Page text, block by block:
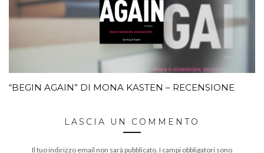
“BEGIN AGAIN” DI MONA KASTEN – RECENSIONE
LASCIA UN COMMENTO
Il tuo indirizzo email non sarà pubblicato. I campi obbligatori sono